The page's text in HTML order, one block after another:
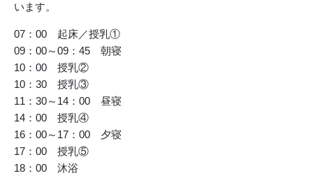
います。
07：00 起床／授乳①
09：00～09：45 朝寝
10：00 授乳②
10：30 授乳③
11：30～14：00 昼寝
14：00 授乳④
16：00～17：00 夕寝
17：00 授乳⑤
18：00 沐浴